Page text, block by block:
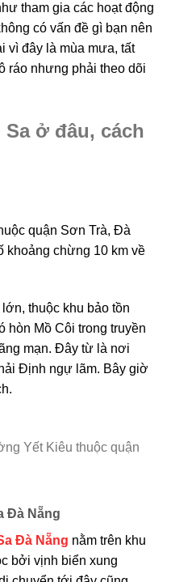
tham gia các hoạt động
có vấn đề gì bạn nên
vì đây là mùa mưa, tất
ráo nhưng phải theo dõi
ở đâu, cách
quận Sơn Trà, Đà
khoảng chừng 10 km về
thuộc khu bảo tồn
hòn Mồ Côi trong truyền
mạn. Đây từ là nơi
Định ngự lãm. Bây giờ
Yết Kiêu thuộc quận
Đà Nẵng
Đà Nẵng nằm trên khu
bởi vịnh biển xung